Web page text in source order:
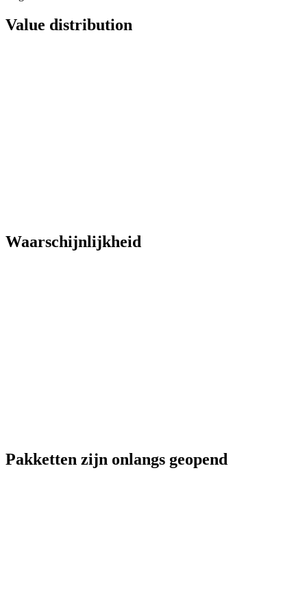
Value distribution
Waarschijnlijkheid
Pakketten zijn onlangs geopend